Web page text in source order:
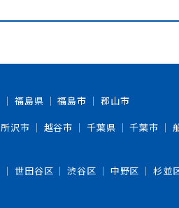
福島県 福島市
郡山市
所沢市
越谷市 千葉県 千葉市
世田谷区 渋谷区 中野区 杉並